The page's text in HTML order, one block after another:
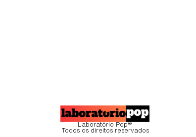
Laboratório Pop®
Todos os direitos reservados